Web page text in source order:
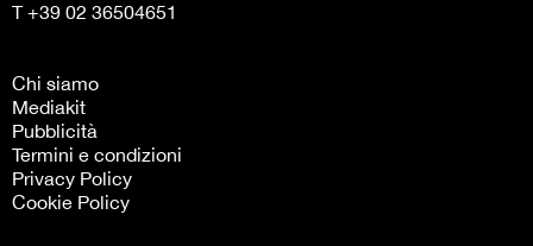
T +39 02 36504651
Chi siamo
Mediakit
Pubblicità
Termini e condizioni
Privacy Policy
Cookie Policy